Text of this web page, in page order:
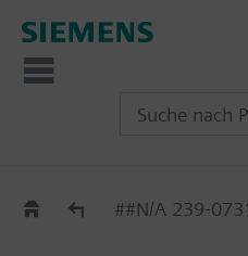
Old2New##N/A 239-